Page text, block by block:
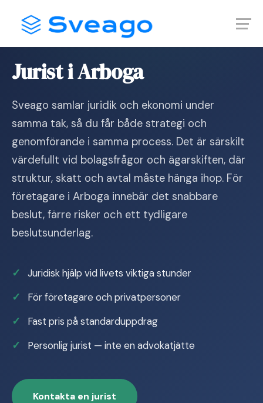
content
Jurist i Arboga
Sveago samlar juridik och ekonomi under
samma tak, så du får både strategi och
genomförande i samma process. Det är särskilt
värdefullt vid bolagsfrågor och ägarskiften, där
struktur, skatt och avtal måste hänga ihop. För
företagare i Arboga innebär det snabbare
beslut, färre risker och ett tydligare
beslutsunderlag.
Juridisk hjälp vid livets viktiga stunder
För företagare och privatpersoner
Fast pris på standarduppdrag
Personlig jurist — inte en advokatjätte
Kontakta en jurist